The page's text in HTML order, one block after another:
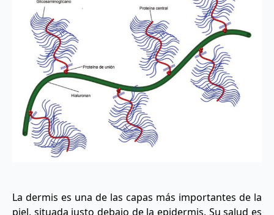
La dermis es una de las capas más importantes de la
piel, situada justo debajo de la epidermis. Su salud es